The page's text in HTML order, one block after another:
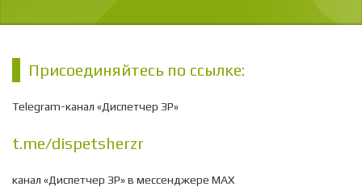
Присоединяйтесь по ссылке:
Telegram-канал «Диспетчер ЗР»
t.me/dispetsherzr
канал «Диспетчер ЗР» в мессенджере МАХ